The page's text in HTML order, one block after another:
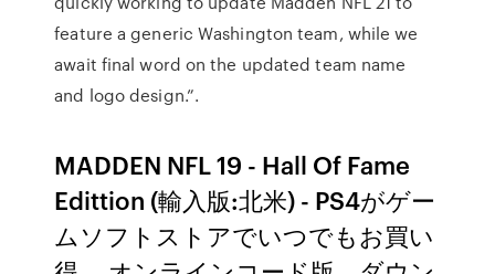
feature a generic Washington team, while we
await final word on the updated team name
and logo design.”.
MADDEN NFL 19 - Hall Of Fame
Edittion (輸入版:北米) - PS4がゲー
ムソフトストアでいつでもお買い